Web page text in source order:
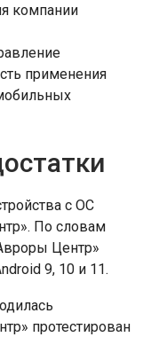
компании
применения
с ОС
По словам
Центр»
9, 10 и 11.
протестирован